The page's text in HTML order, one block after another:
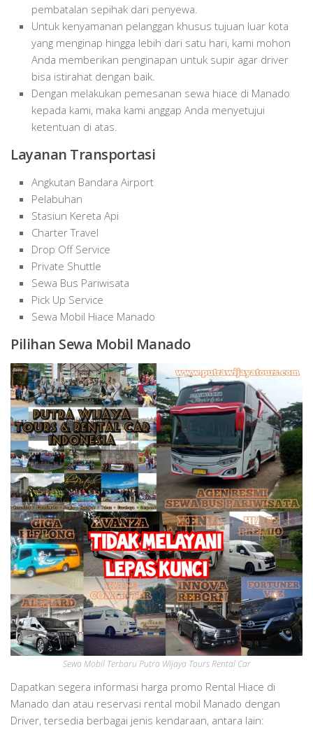
pembatalan sepihak dari penyewa.
Untuk kenyamanan pelanggan khusus tujuan luar kota
yang menginap hingga lebih dari satu hari, kami mohon
Anda memberikan penginapan untuk supir agar driver
bisa istirahat dengan baik.
Dengan melakukan pemesanan sewa hiace di Manado
kepada kami, maka kami anggap Anda menyetujui
ketentuan di atas.
Layanan Transportasi
Angkutan Bandara Airport
Pelabuhan
Stasiun Kereta Api
Charter Travel
Drop Off Service
Private Shuttle
Sewa Bus Pariwisata
Pick Up Service
Sewa Mobil Hiace Manado
Pilihan Sewa Mobil Manado
Sewa Mobil Terbaru Putra Wijaya Tours Rental Car
Dapatkan segera informasi harga promo Rental Hiace di
Manado dan atau reservasi rental mobil Manado dengan
Driver, tersedia berbagai jenis kendaraan, antara lain: